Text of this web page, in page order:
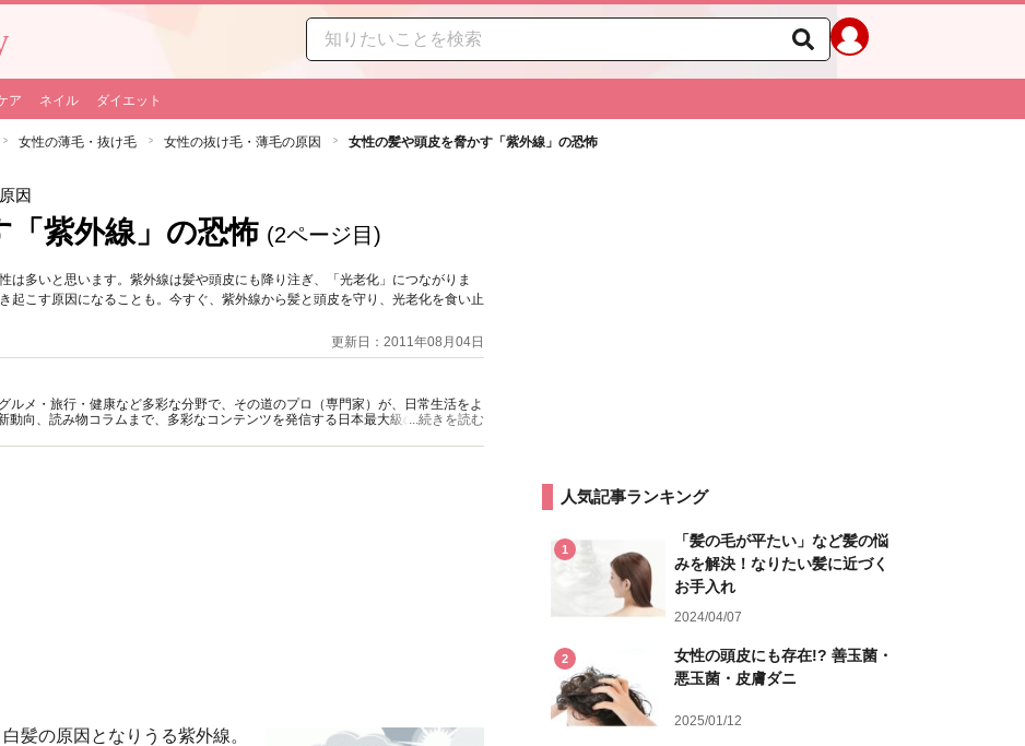
ア ネイル ダイエット
女性の薄毛・抜け毛 女性の抜け毛・薄毛の原因 女性の髪や頭皮を脅かす「紫外線」の恐怖
因
紫外線」の恐怖 (2ページ目)
は多いと思います。紫外線は髪や頭皮にも降り注ぎ、「光老化」につながりま
起こす原因になることも。今すぐ、紫外線から髪と頭皮を守り、光老化を食い止
更新日：2011年08月04日
ルメ・旅行・健康など多彩な分野で、その道のプロ（専門家）が、日常生活をよ
動向、読み物コラムまで、多彩なコンテンツを発信する日本最大級の総合情報サ
...続きを読む
髪の原因となりうる紫外線。
人気記事ランキング
1
「髪の毛が平たい」など髪の悩
みを解決！なりたい髪に近づく
お手入れ
2024/04/07
2
女性の頭皮にも存在!? 善玉菌・
悪玉菌・皮膚ダニ
2025/01/12